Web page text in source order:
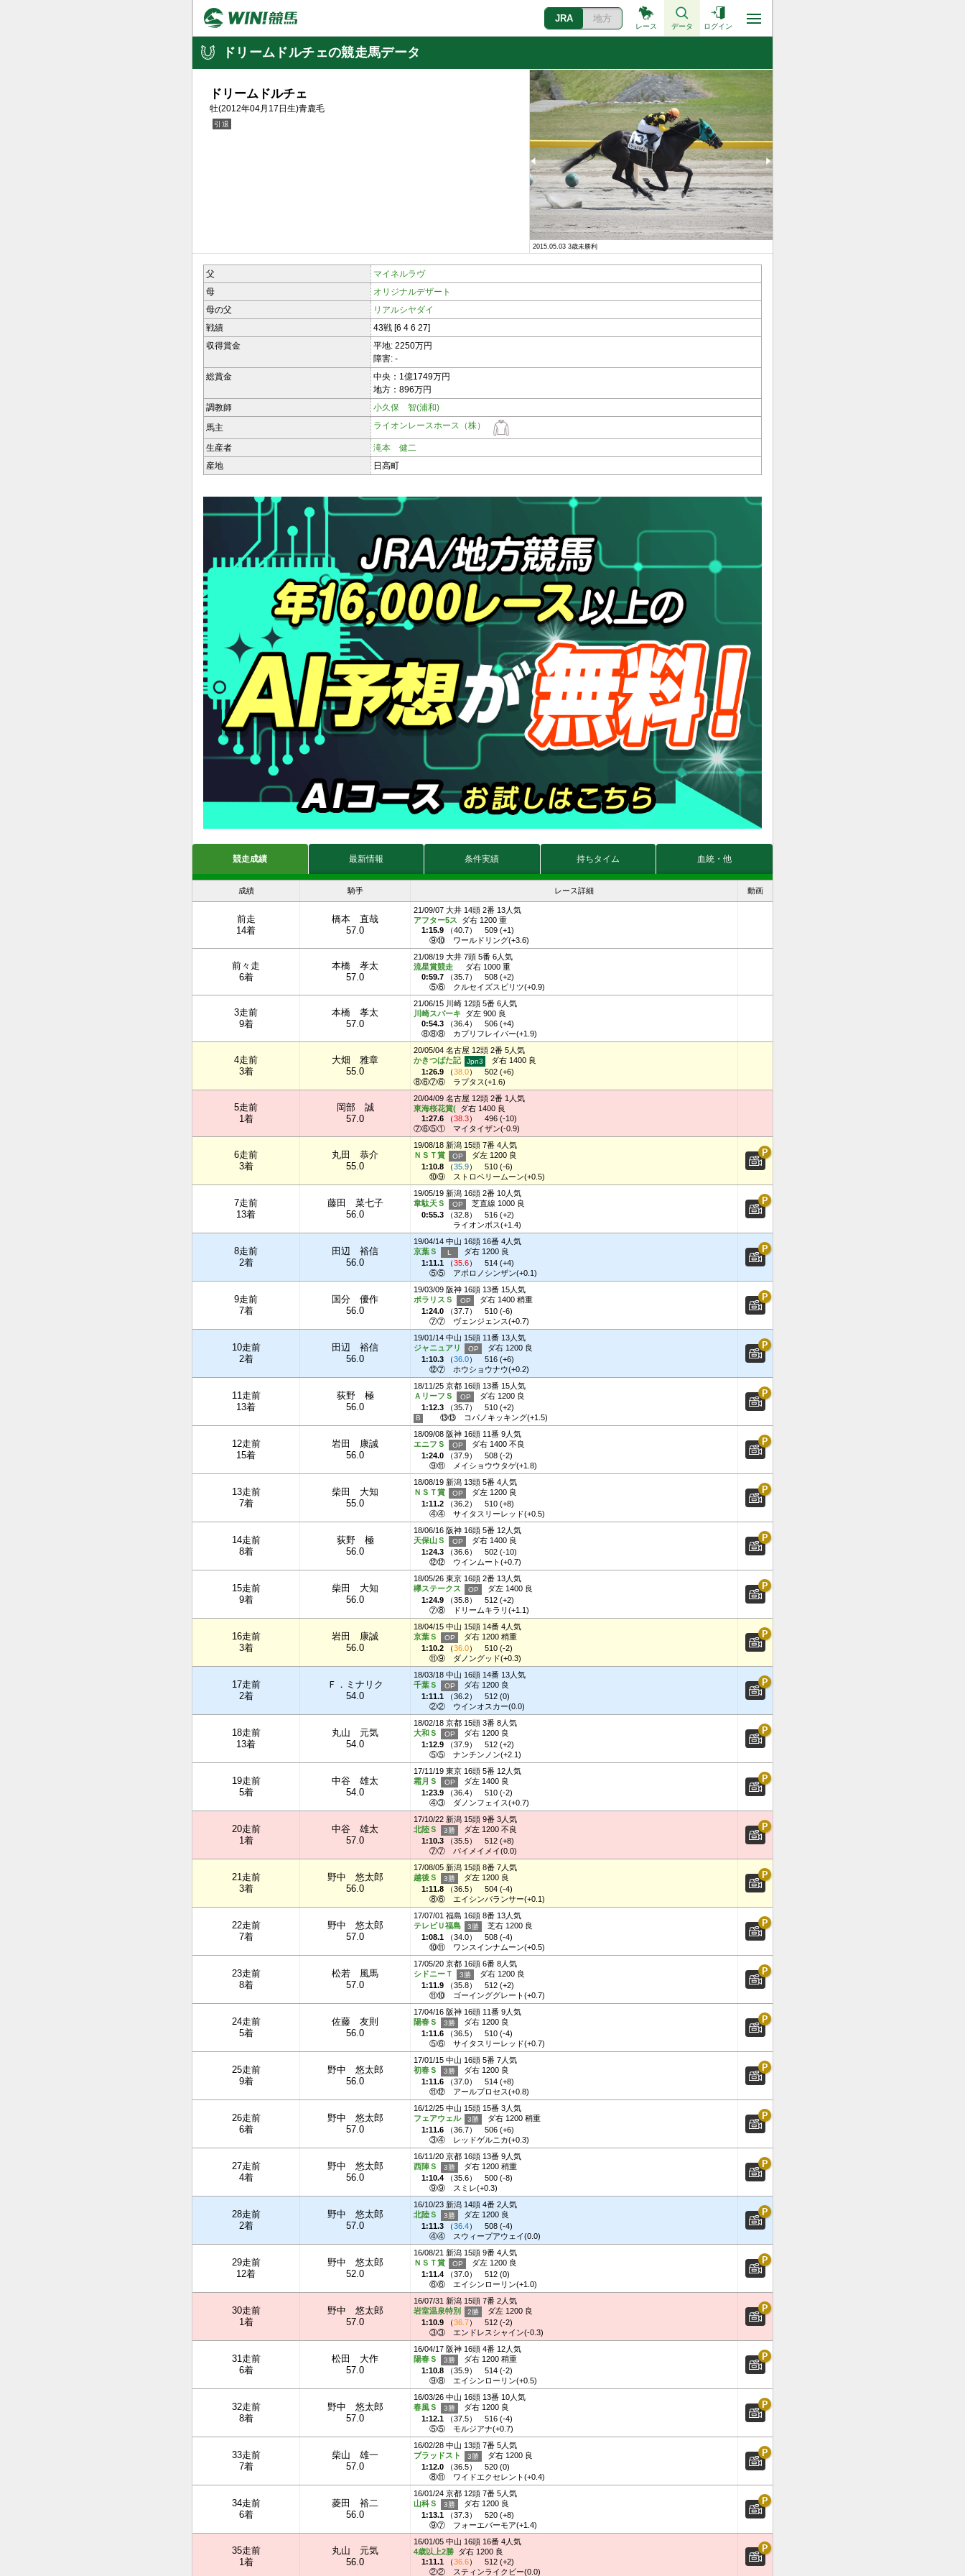
JRA 地方
レース データ ログイン
ドリームドルチェの競走馬データ
ドリームドルチェ
牡(2012年04月17日生)青鹿毛
2015.05.03 3歳未勝利
父
マイネルラヴ
母
オリジナルデザート
母の父
リアルシヤダイ
戦績
43戦 [6 4 6 27]
収得賞金
平地: 2250万円
障害: -
総賞金
中央：1億1749万円
地方：896万円
調教師
小久保 智(浦和)
馬主
ライオンレースホース（株）
生産者
滝本 健二
産地
日高町
競走成績 最新情報 条件実績 持ちタイム 血統・他
成績 騎手 レース詳細 動画
前走
14着
橋本 直哉
57.0
21/09/07 大井 14頭 2番 13人気
アフター5ス
ダ右 1200 重
1:15.9 （40.7）
509 (+1)
⑨⑩
ワールドリング(+3.6)
前々走
6着
本橋 孝太
57.0
21/08/19 大井 7頭 5番 6人気
流星賞競走
ダ右 1000 重
0:59.7 （35.7）
508 (+2)
⑤⑥
クルセイズスピリツ(+0.9)
3走前
9着
本橋 孝太
57.0
21/06/15 川崎 12頭 5番 6人気
川崎スパーキ
ダ左 900 良
0:54.3 （36.4）
506 (+4)
⑧⑧⑧
カプリフレイバー(+1.9)
4走前
3着
大畑 雅章
55.0
20/05/04 名古屋 12頭 2番 5人気
かきつばた記
ダ右 1400 良
1:26.9 （38.0）
502 (+6)
⑧⑥⑦⑥
ラプタス(+1.6)
5走前
1着
岡部 誠
57.0
20/04/09 名古屋 12頭 2番 1人気
東海桜花賞( ダ右 1400 良
1:27.6 （38.3）
496 (-10)
⑦⑥⑤①
マイタイザン(-0.9)
6走前
3着
丸田 恭介
55.0
19/08/18 新潟 15頭 7番 4人気
ＮＳＴ賞
ダ左 1200 良
1:10.8 （35.9）
510 (-6)
⑩⑨
ストロベリームーン(+0.5)
7走前
13着
藤田 菜七子
56.0
19/05/19 新潟 16頭 2番 10人気
韋駄天Ｓ
芝直線 1000 良
0:55.3 （32.8）
516 (+2)
ライオンボス(+1.4)
8走前
2着
田辺 裕信
56.0
19/04/14 中山 16頭 16番 4人気
京葉Ｓ
ダ右 1200 良
1:11.1 （35.6）
514 (+4)
⑤⑤
アポロノシンザン(+0.1)
9走前
7着
国分 優作
56.0
19/03/09 阪神 16頭 13番 15人気
ポラリスＳ
ダ右 1400 稍重
1:24.0 （37.7）
510 (-6)
⑦⑦
ヴェンジェンス(+0.7)
10走前
2着
田辺 裕信
56.0
19/01/14 中山 15頭 11番 13人気
ジャニュアリ
ダ右 1200 良
1:10.3 （36.0）
516 (+6)
⑫⑦
ホウショウナウ(+0.2)
11走前
13着
荻野 極
56.0
18/11/25 京都 16頭 13番 15人気
ＡリーフＳ
ダ右 1200 良
1:12.3 （35.7）
510 (+2)
⑬⑬
コパノキッキング(+1.5)
12走前
15着
岩田 康誠
56.0
18/09/08 阪神 16頭 11番 9人気
エニフＳ
ダ右 1400 不良
1:24.0 （37.9）
508 (-2)
⑨⑪
メイショウウタゲ(+1.8)
13走前
7着
柴田 大知
55.0
18/08/19 新潟 13頭 5番 4人気
ＮＳＴ賞
ダ左 1200 良
1:11.2 （36.2）
510 (+8)
④④
サイタスリーレッド(+0.5)
14走前
8着
荻野 極
56.0
18/06/16 阪神 16頭 5番 12人気
天保山Ｓ
ダ右 1400 良
1:24.3 （36.6）
502 (-10)
⑫⑫
ウインムート(+0.7)
15走前
9着
柴田 大知
56.0
18/05/26 東京 16頭 2番 13人気
欅ステークス
ダ左 1400 良
1:24.9 （35.8）
512 (+2)
⑦⑧
ドリームキラリ(+1.1)
16走前
3着
岩田 康誠
56.0
18/04/15 中山 15頭 14番 4人気
京葉Ｓ
ダ右 1200 稍重
1:10.2 （36.0）
510 (-2)
⑪⑨
ダノングッド(+0.3)
17走前
2着
Ｆ．ミナリク
54.0
18/03/18 中山 16頭 14番 13人気
千葉Ｓ
ダ右 1200 良
1:11.1 （36.2）
512 (0)
②②
ウインオスカー(0.0)
18走前
13着
丸山 元気
54.0
18/02/18 京都 15頭 3番 8人気
大和Ｓ
ダ右 1200 良
1:12.9 （37.9）
512 (+2)
⑤⑤
ナンチンノン(+2.1)
19走前
5着
中谷 雄太
54.0
17/11/19 東京 16頭 5番 12人気
霜月Ｓ
ダ左 1400 良
1:23.9 （36.4）
510 (-2)
④③
ダノンフェイス(+0.7)
20走前
1着
中谷 雄太
57.0
17/10/22 新潟 15頭 9番 3人気
北陸Ｓ
ダ左 1200 不良
1:10.3 （35.5）
512 (+8)
⑦⑦
パイメイメイ(0.0)
21走前
3着
野中 悠太郎
56.0
17/08/05 新潟 15頭 8番 7人気
越後Ｓ
ダ左 1200 良
1:11.8 （36.5）
504 (-4)
⑧⑥
エイシンバランサー(+0.1)
22走前
7着
野中 悠太郎
57.0
17/07/01 福島 16頭 8番 13人気
テレビＵ福島
芝右 1200 良
1:08.1 （34.0）
508 (-4)
⑩⑪
ワンスインナムーン(+0.5)
23走前
8着
松若 風馬
57.0
17/05/20 京都 16頭 6番 8人気
シドニーＴ
ダ右 1200 良
1:11.9 （35.8）
512 (+2)
⑪⑩
ゴーインググレート(+0.7)
24走前
5着
佐藤 友則
56.0
17/04/16 阪神 16頭 11番 9人気
陽春Ｓ
ダ右 1200 良
1:11.6 （36.5）
510 (-4)
⑤⑥
サイタスリーレッド(+0.7)
25走前
9着
野中 悠太郎
56.0
17/01/15 中山 16頭 5番 7人気
初春Ｓ
ダ右 1200 良
1:11.6 （37.0）
514 (+8)
⑪⑫
アールプロセス(+0.8)
26走前
6着
野中 悠太郎
57.0
16/12/25 中山 15頭 15番 3人気
フェアウェル
ダ右 1200 稍重
1:11.6 （36.7）
506 (+6)
③④
レッドゲルニカ(+0.3)
27走前
4着
野中 悠太郎
56.0
16/11/20 京都 16頭 13番 9人気
西陣Ｓ
ダ右 1200 稍重
1:10.4 （35.6）
500 (-8)
⑨⑨
スミレ(+0.3)
28走前
2着
野中 悠太郎
57.0
16/10/23 新潟 14頭 4番 2人気
北陸Ｓ
ダ左 1200 良
1:11.3 （36.4）
508 (-4)
④④
スウィープアウェイ(0.0)
29走前
12着
野中 悠太郎
52.0
16/08/21 新潟 15頭 9番 4人気
ＮＳＴ賞
ダ左 1200 良
1:11.4 （37.0）
512 (0)
⑥⑥
エイシンローリン(+1.0)
30走前
1着
野中 悠太郎
57.0
16/07/31 新潟 15頭 7番 2人気
岩室温泉特別
ダ左 1200 良
1:10.9 （36.7）
512 (-2)
③③
エンドレスシャイン(-0.3)
31走前
6着
松田 大作
57.0
16/04/17 阪神 16頭 4番 12人気
陽春Ｓ
ダ右 1200 稍重
1:10.8 （35.9）
514 (-2)
⑨⑧
エイシンローリン(+0.5)
32走前
8着
野中 悠太郎
57.0
16/03/26 中山 16頭 13番 10人気
春風Ｓ
ダ右 1200 良
1:12.1 （37.5）
516 (-4)
⑤⑤
モルジアナ(+0.7)
33走前
7着
柴山 雄一
57.0
16/02/28 中山 13頭 7番 5人気
ブラッドスト
ダ右 1200 良
1:12.0 （36.5）
520 (0)
⑧⑪
ワイドエクセレント(+0.4)
34走前
6着
菱田 裕二
56.0
16/01/24 京都 12頭 7番 5人気
山科Ｓ
ダ右 1200 良
1:13.1 （37.3）
520 (+8)
⑨⑦
フォーエバーモア(+1.4)
35走前
1着
丸山 元気
56.0
16/01/05 中山 16頭 16番 4人気
4歳以上2勝 ダ右 1200 良
1:11.1 （36.6）
512 (+2)
②②
スティンライクビー(0.0)